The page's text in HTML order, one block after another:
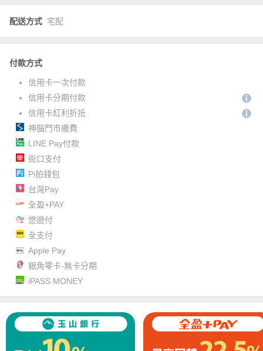
配送方式 宅配
付款方式
信用卡一次付款
信用卡分期付款
信用卡紅利折抵
神腦門市繳費
LINE Pay付款
街口支付
Pi拍錢包
台灣Pay
全盈+PAY
悠遊付
全支付
Apple Pay
銀角零卡-無卡分期
iPASS MONEY